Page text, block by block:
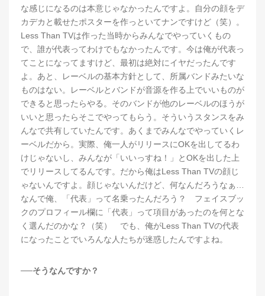
な感じになるのは本意じゃなかったんですよ。自分の顔をデ
カデカと載せたポスターを作っといてナンですけど（笑）。
Less Than TVは作った当時からみんなでやっていくもの
で、誰が代表ってわけでもなかったんです。今は俺が代表っ
てことになってますけど、最初は絶対にイヤだったんです
よ。あと、レーベルの基本方針として、所属バンドみたいな
ものはない。レーベルとバンドが音源を作る上でいいものが
できると思ったらやる。そのバンドが他のレーベルのほうが
いいと思ったらそこでやってもらう。そういうスタンスをみ
んなで共有していたんです。あくまでみんなでやっていくレ
ーベルだから。実際、俺一人がリリースにOKを出してるわ
けじゃないし、みんなが「いいっすね！」とOKを出した上
でリリースしてるんです。だから俺はLess Than TVの顔じ
ゃないんですよ。顔じゃないんだけど、何なんだろうなぁ…
なんで俺、「代表」って名乗ったんだろう？ フェイスブッ
クのプロフィール欄に「代表」って項目があったのを何とな
く選んだのかな？（笑） でも、俺がLess Than TVの代表
になったことでいろんな人たちが迷惑したんですよね。
──そうなんですか？